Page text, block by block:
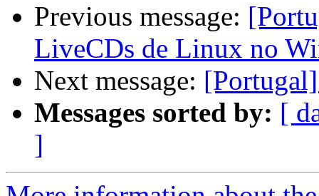
Previous message:
LiveCDs de Linux no
Next message:
Messages sorted by: [
]